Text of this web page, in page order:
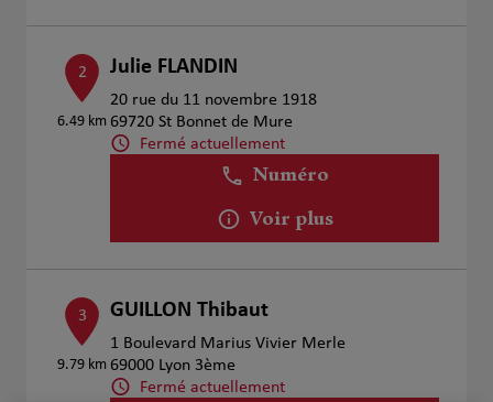
2
6.49 km
Julie FLANDIN
20 rue du 11 novembre 1918
69720 St Bonnet de Mure
Fermé actuellement
Numéro
Voir plus
3
9.79 km
GUILLON Thibaut
1 Boulevard Marius Vivier Merle
69000 Lyon 3ème
Fermé actuellement